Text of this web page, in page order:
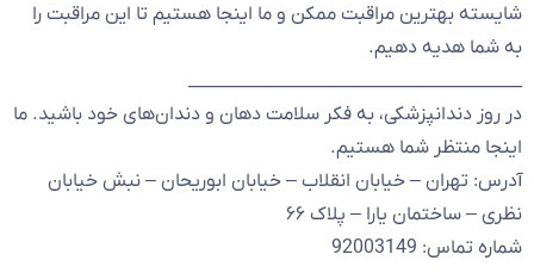
شایسته بهترین مراقبت ممکن و ما اینجا هستیم تا این مراقبت را
به شما هدیه دهیم.
________________________________________
در روز دندانپزشکی، به فکر سلامت دهان و دندان‌های خود باشید. ما
اینجا منتظر شما هستیم.
آدرس: تهران – خیابان انقلاب – خیابان ابوریحان – نبش خیابان
نظری – ساختمان یارا – پلاک ۶۶
شماره تماس: 92003149